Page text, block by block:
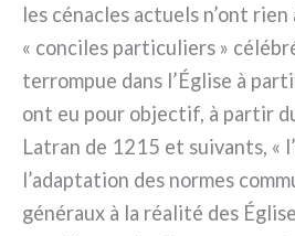
les céna­cles actuels n’ont rien
« con­ci­les par­ti­cu­liers »
ter­rom­pue dans l’Église à
ont eu pour objec­tif, à par­tir
Latran de 1215 et sui­van­ts, «
l’adaptation des nor­mes
géné­raux à la réa­li­té des